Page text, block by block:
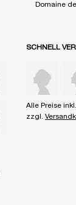
Domaine
SCHNELL
Alle Preise
zzgl.